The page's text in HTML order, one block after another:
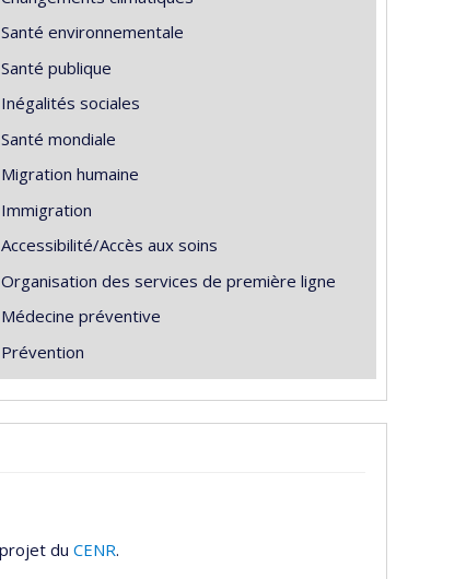
Santé environnementale
Santé publique
Inégalités sociales
Santé mondiale
Migration humaine
Immigration
Accessibilité/Accès aux soins
Organisation des services de première ligne
Médecine préventive
Prévention
du CENR.